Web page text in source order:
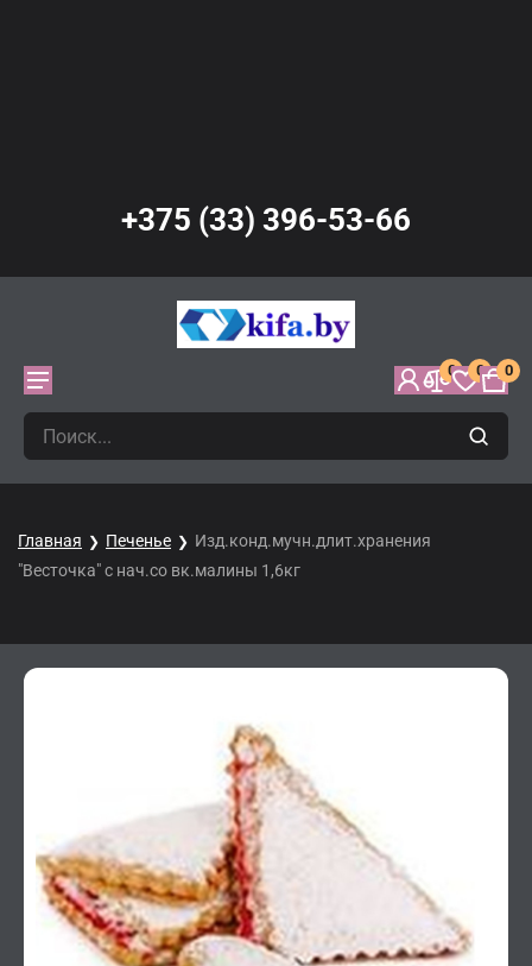
+375 (33) 396-53-66
0 0 0
Главная Печенье
Изд.конд.мучн.длит.хранения
"Весточка" с нач.со вк.малины 1,6кг